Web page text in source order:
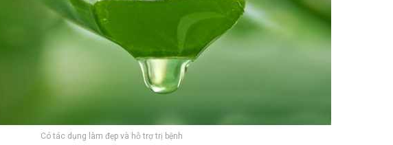
Có tác dụng làm đẹp và hỗ trợ trị bệnh